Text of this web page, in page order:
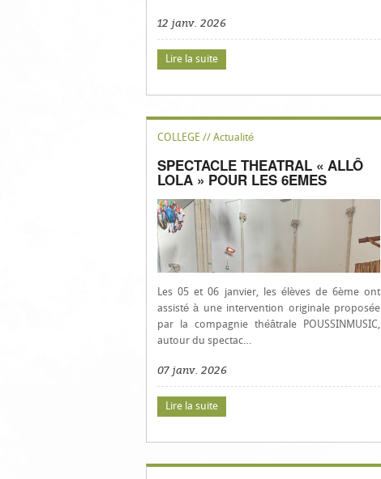
12 janv. 2026
Lire la suite
COLLEGE // Actualité
SPECTACLE THEATRAL « ALLÔ
LOLA » POUR LES 6EMES
Les 05 et 06 janvier, les élèves de 6ème ont
assisté à une intervention originale proposée
par la compagnie théâtrale POUSSINMUSIC,
autour du spectac…
07 janv. 2026
Lire la suite